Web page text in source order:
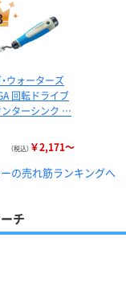
ウォーターズ
回転ドライブ
ンターシンク …
（税込） ￥2,171～
の売れ筋ランキングへ
チ